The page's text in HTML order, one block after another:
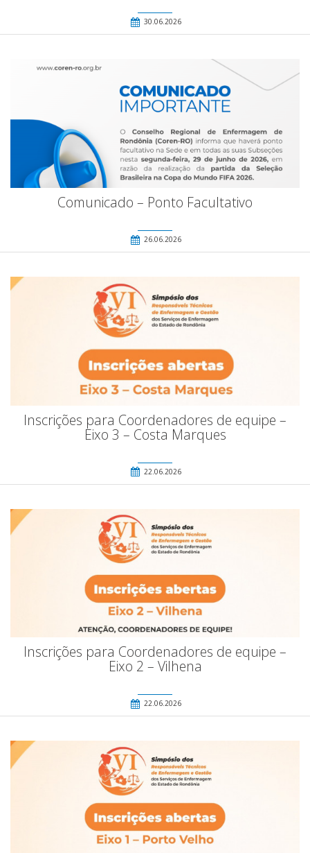
30.06.2026
Comunicado – Ponto Facultativo
26.06.2026
Inscrições para Coordenadores de equipe –
Eixo 3 – Costa Marques
22.06.2026
Inscrições para Coordenadores de equipe –
Eixo 2 – Vilhena
22.06.2026